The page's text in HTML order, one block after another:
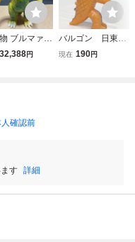
ブルマァク
怪獣 ムル
32,388円
バルゴン 日東
ミニソフビ 当
現在 190円
確認前
す 詳細